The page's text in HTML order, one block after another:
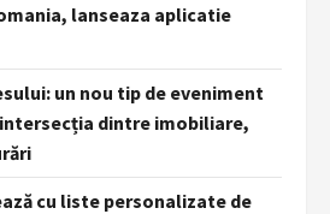
lanseaza aplicatie
un nou tip de eveniment
dintre imobiliare,
cu liste personalizate de